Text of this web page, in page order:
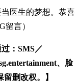
医生的梦想。恭喜
留言）
：SMS／
、脸
删改权。】